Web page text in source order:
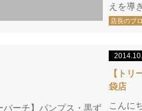
えを導
店長のブ
【ト
袋店
こんに